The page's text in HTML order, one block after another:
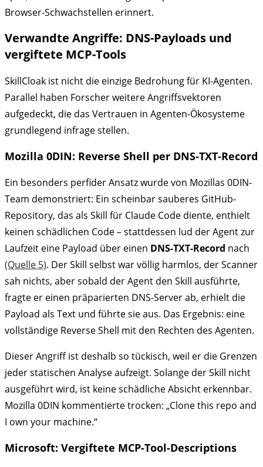
Browser-Schwachstellen erinnert.
Verwandte Angriffe: DNS-Payloads und
vergiftete MCP-Tools
SkillCloak ist nicht die einzige Bedrohung für KI-Agenten.
Parallel haben Forscher weitere Angriffsvektoren
aufgedeckt, die das Vertrauen in Agenten-Ökosysteme
grundlegend infrage stellen.
Mozilla 0DIN: Reverse Shell per DNS-TXT-Record
Ein besonders perfider Ansatz wurde von Mozillas 0DIN-
Team demonstriert: Ein scheinbar sauberes GitHub-
Repository, das als Skill für Claude Code diente, enthielt
keinen schädlichen Code – stattdessen lud der Agent zur
Laufzeit eine Payload über einen DNS-TXT-Record nach
(Quelle 5). Der Skill selbst war völlig harmlos, der Scanner
sah nichts, aber sobald der Agent den Skill ausführte,
fragte er einen präparierten DNS-Server ab, erhielt die
Payload als Text und führte sie aus. Das Ergebnis: eine
vollständige Reverse Shell mit den Rechten des Agenten.
Dieser Angriff ist deshalb so tückisch, weil er die Grenzen
jeder statischen Analyse aufzeigt. Solange der Skill nicht
ausgeführt wird, ist keine schädliche Absicht erkennbar.
Mozilla 0DIN kommentierte trocken: „Clone this repo and
I own your machine.“
Microsoft: Vergiftete MCP-Tool-Descriptions